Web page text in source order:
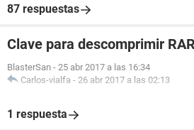
87 respuestas
Clave para descomprimir
BlasterSan - 25 abr 2017 a las 16:34
Carlos-vialfa - 26 abr 2017 a las 02:13
1 respuesta